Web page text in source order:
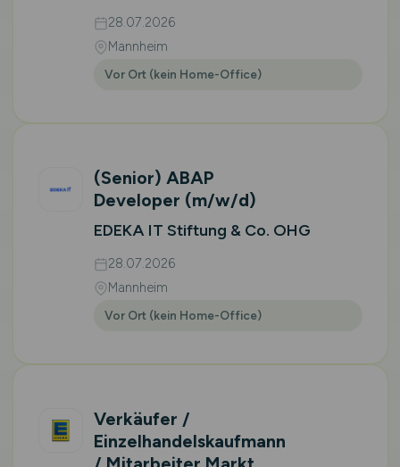
28.07.2026
Mannheim
Vor Ort (kein Home-Office)
(Senior) ABAP
Developer (m/w/d)
EDEKA IT Stiftung & Co. OHG
28.07.2026
Mannheim
Vor Ort (kein Home-Office)
Verkäufer /
Einzelhandelskaufmann